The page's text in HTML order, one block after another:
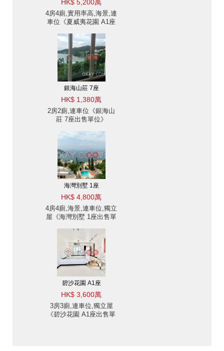
HK$ 5,200萬
4房4廁,實用率高,海景,連
車位《夏威夷花園 A1座
銀海山莊 7座
HK$ 1,380萬
2房2廁,連車位《銀海山
莊 7座出售單位》
海灣別墅 1座
HK$ 4,800萬
4房4廁,海景,連車位,獨立
屋《海灣別墅 1座出售單
碧沙花園 A1座
HK$ 3,600萬
3房3廁,連車位,獨立屋
《碧沙花園 A1座出售單